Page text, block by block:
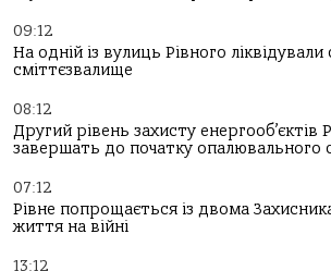
09:12
На одній із вулиць Рівного ліквідували
сміттєзвалище
08:12
Другий рівень захисту енергооб’єктів
завершать до початку опалювального
07:12
Рівне попрощається із двома
життя на війні
13:12